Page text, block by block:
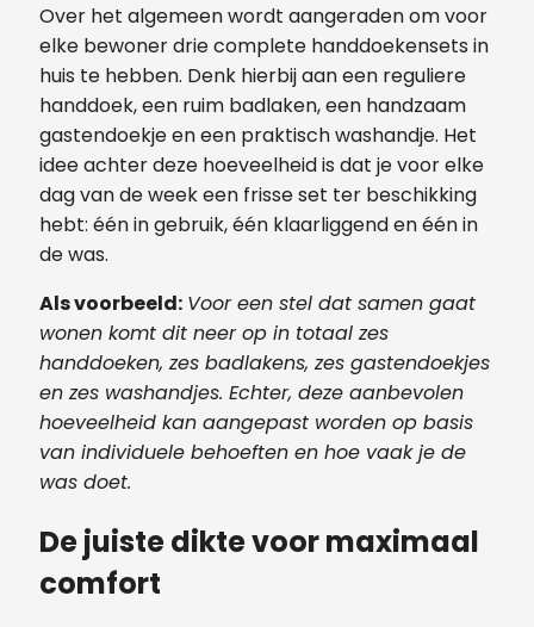
Over het algemeen wordt aangeraden om voor
elke bewoner drie complete handdoekensets in
huis te hebben. Denk hierbij aan een reguliere
handdoek, een ruim badlaken, een handzaam
gastendoekje en een praktisch washandje. Het
idee achter deze hoeveelheid is dat je voor elke
dag van de week een frisse set ter beschikking
hebt: één in gebruik, één klaarliggend en één in
de was.
Als voorbeeld: Voor een stel dat samen gaat
wonen komt dit neer op in totaal zes
handdoeken, zes badlakens, zes gastendoekjes
en zes washandjes. Echter, deze aanbevolen
hoeveelheid kan aangepast worden op basis
van individuele behoeften en hoe vaak je de
was doet.
De juiste dikte voor maximaal
comfort